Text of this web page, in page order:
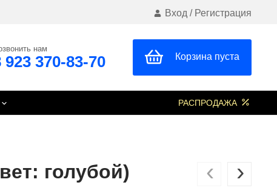
Вход / Регистрация
нам
923 370-83-70 Корзина пуста
РАСПРОДАЖА
голубой) ‹ ›